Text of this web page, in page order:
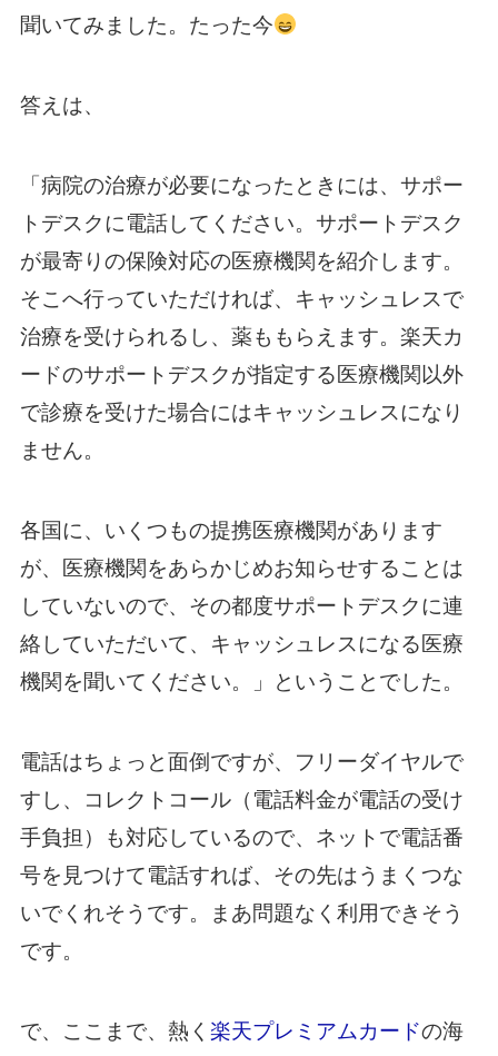
聞いてみました。たった今
答えは、
「病院の治療が必要になったときには、サポー
トデスクに電話してください。サポートデスク
が最寄りの保険対応の医療機関を紹介します。
そこへ行っていただければ、キャッシュレスで
治療を受けられるし、薬ももらえます。楽天カ
ードのサポートデスクが指定する医療機関以外
で診療を受けた場合にはキャッシュレスになり
ません。
各国に、いくつもの提携医療機関があります
が、医療機関をあらかじめお知らせすることは
していないので、その都度サポートデスクに連
絡していただいて、キャッシュレスになる医療
機関を聞いてください。」ということでした。
電話はちょっと面倒ですが、フリーダイヤルで
すし、コレクトコール（電話料金が電話の受け
手負担）も対応しているので、ネットで電話番
号を見つけて電話すれば、その先はうまくつな
いでくれそうです。まあ問題なく利用できそう
です。
で、ここまで、熱く 楽天プレミアムカードの海